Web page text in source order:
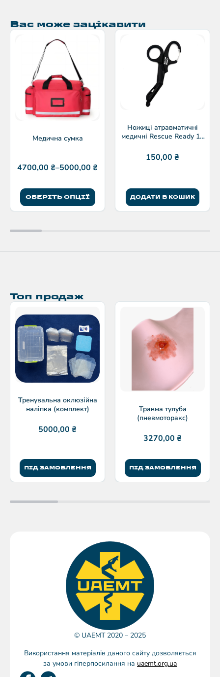
Вас може зацікавити
Медична сумка
4700,00 ₴–5000,00 ₴
ОБЕРІТЬ ОПЦІЇ
Ножиці атравматичні
медичні Rescue Ready 19
150,00 ₴
ДОДАТИ В КОШИК
Топ продаж
Тренувальна оклюзійна
наліпка (комплект)
5000,00 ₴
ПІД ЗАМОВЛЕННЯ
Травма тулуба
(пневмоторакс)
3270,00 ₴
ПІД ЗАМОВЛЕННЯ
© UAEMT 2020 – 2025
Використання матеріалів даного сайту дозволяється
за умови гіперпосилання на uaemt.org.ua